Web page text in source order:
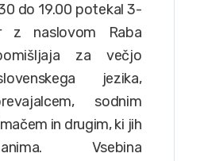
do 19.00 potekal 3-
z naslovom Raba
za večjo
jezika,
sodnim
in drugim, ki jih
Vsebina